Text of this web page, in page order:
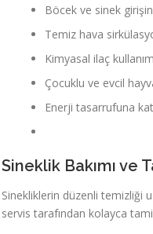
Böcek ve sinek
Temiz hava
Kimyasal ilaç
Çocuklu ve evcil
Enerji tasarrufuna
Sineklik Bakımı ve
Sinekliklerin düzenli temizliği
servis tarafından kolayca